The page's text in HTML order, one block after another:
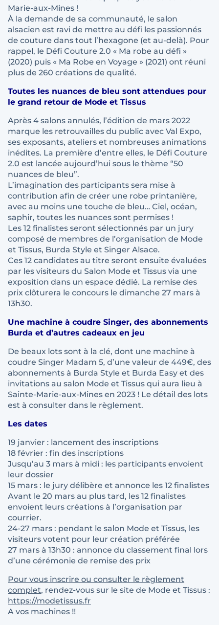
Marie-aux-Mines !
À la demande de sa communauté, le salon
alsacien est ravi de mettre au défi les passionnés
de couture dans tout l’hexagone (et au-delà). Pour
rappel, le Défi Couture 2.0 « Ma robe au défi »
(2020) puis « Ma Robe en Voyage » (2021) ont réuni
plus de 260 créations de qualité.
Toutes les nuances de bleu sont attendues pour
le grand retour de Mode et Tissus
Après 4 salons annulés, l’édition de mars 2022
marque les retrouvailles du public avec Val Expo,
ses exposants, ateliers et nombreuses animations
inédites. La première d’entre elles, le Défi Couture
2.0 est lancée aujourd’hui sous le thème “50
nuances de bleu”.
L’imagination des participants sera mise à
contribution afin de créer une robe printanière,
avec au moins une touche de bleu… Ciel, océan,
saphir, toutes les nuances sont permises !
Les 12 finalistes seront sélectionnés par un jury
composé de membres de l’organisation de Mode
et Tissus, Burda Style et Singer Alsace.
Ces 12 candidates au titre seront ensuite évaluées
par les visiteurs du Salon Mode et Tissus via une
exposition dans un espace dédié. La remise des
prix clôturera le concours le dimanche 27 mars à
13h30.
Une machine à coudre Singer, des abonnements
Burda et d’autres cadeaux en jeu
De beaux lots sont à la clé, dont une machine à
coudre Singer Madam 5, d’une valeur de 449€, des
abonnements à Burda Style et Burda Easy et des
invitations au salon Mode et Tissus qui aura lieu à
Sainte-Marie-aux-Mines en 2023 ! Le détail des lots
est à consulter dans le règlement.
Les dates
19 janvier : lancement des inscriptions
18 février : fin des inscriptions
Jusqu’au 3 mars à midi : les participants envoient
leur dossier
15 mars : le jury délibère et annonce les 12 finalistes
Avant le 20 mars au plus tard, les 12 finalistes
envoient leurs créations à l’organisation par
courrier.
24-27 mars : pendant le salon Mode et Tissus, les
visiteurs votent pour leur création préférée
27 mars à 13h30 : annonce du classement final lors
d’une cérémonie de remise des prix
Pour vous inscrire ou consulter le règlement
complet, rendez-vous sur le site de Mode et Tissus :
https://modetissus.fr
A vos machines !!